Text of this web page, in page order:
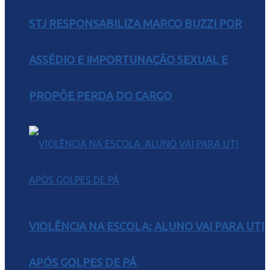
STJ RESPONSABILIZA MARCO BUZZI POR
ASSÉDIO E IMPORTUNAÇÃO SEXUAL E
PROPÕE PERDA DO CARGO
VIOLÊNCIA NA ESCOLA: ALUNO VAI PARA UTI
APÓS GOLPES DE PÁ